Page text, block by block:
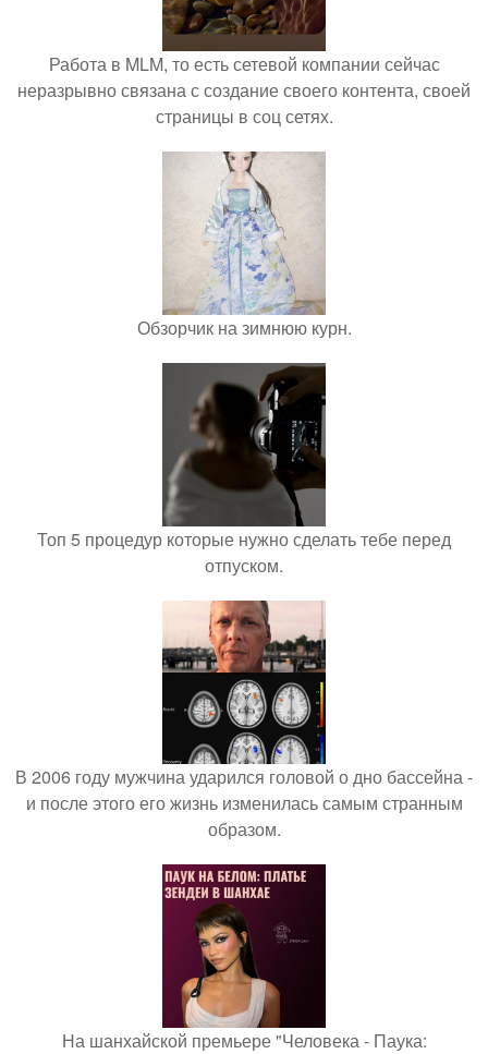
Работа в MLM, то есть сетевой компании сейчас
неразрывно связана с создание своего контента, своей
страницы в соц сетях.
Обзорчик на зимнюю курн.
Топ 5 процедур которые нужно сделать тебе перед
отпуском.
В 2006 году мужчина ударился головой о дно бассейна -
и после этого его жизнь изменилась самым странным
образом.
На шанхайской премьере "Человека - Паука: